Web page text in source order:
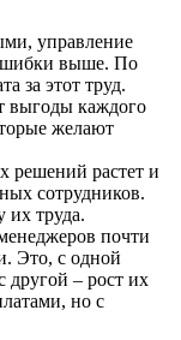
управление
ошибки выше. По
за этот труд.
выгоды каждого
желают
решений растет и
сотрудников.
их труда.
почти
Это, с одной
– рост их
но с